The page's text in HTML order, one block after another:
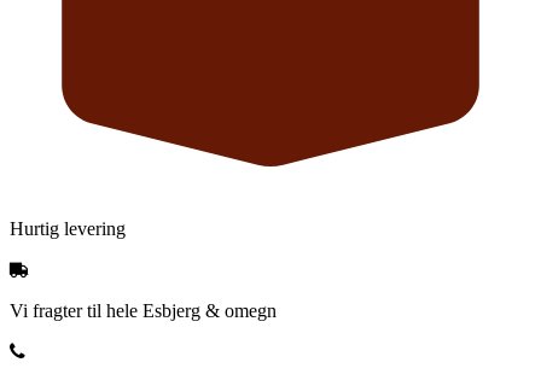
Hurtig levering
Vi fragter til hele Esbjerg & omegn